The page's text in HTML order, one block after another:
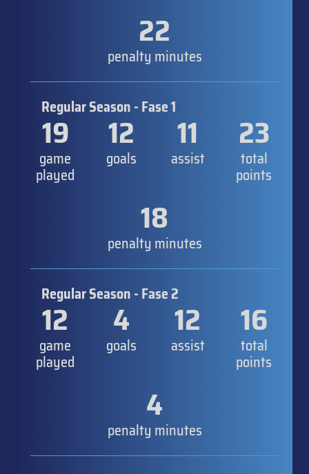
22
penalty minutes
Regular Season - Fase 1
19
game
played
12
goals
11
assist
23
total
points
18
penalty minutes
Regular Season - Fase 2
12
game
played
4
goals
12
assist
16
total
points
4
penalty minutes